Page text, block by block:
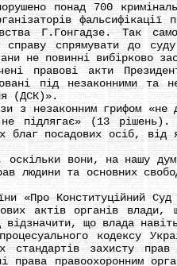
понад 700
фальсифікації
Г.Гонгадзе. Так
спрямувати до
не повинні вибірково
акти
під незаконними та
(ДСК)».
незаконним грифом «не
підлягає» (13 рішень).
благ посадових осіб, від
вони, на нашу
людини та основних
Конституційний Суд
актів органів влади,
що влада
кодексу
стандартів захисту
права правоохоронним